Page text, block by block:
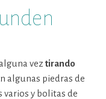
vez tirando
algunas piedras de
y bolitas de